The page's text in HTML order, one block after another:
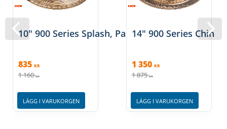
10" 900 Series Splash, Paiste
835 KR
1 160 KR
LÄGG I VARUKORGEN
14" 900 Series China,
1 350 KR
1 875 KR
LÄGG I VARUKORGEN